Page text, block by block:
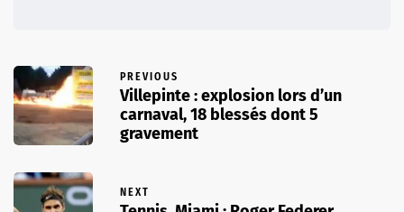
PREVIOUS
Villepinte : explosion lors d’un
carnaval, 18 blessés dont 5
gravement
NEXT